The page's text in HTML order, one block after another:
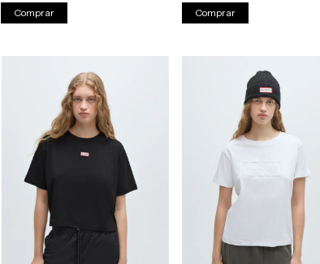
Comprar Comprar